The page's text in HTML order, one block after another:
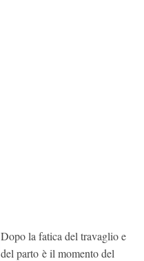
Dopo la fatica del travaglio e
del parto è il momento del